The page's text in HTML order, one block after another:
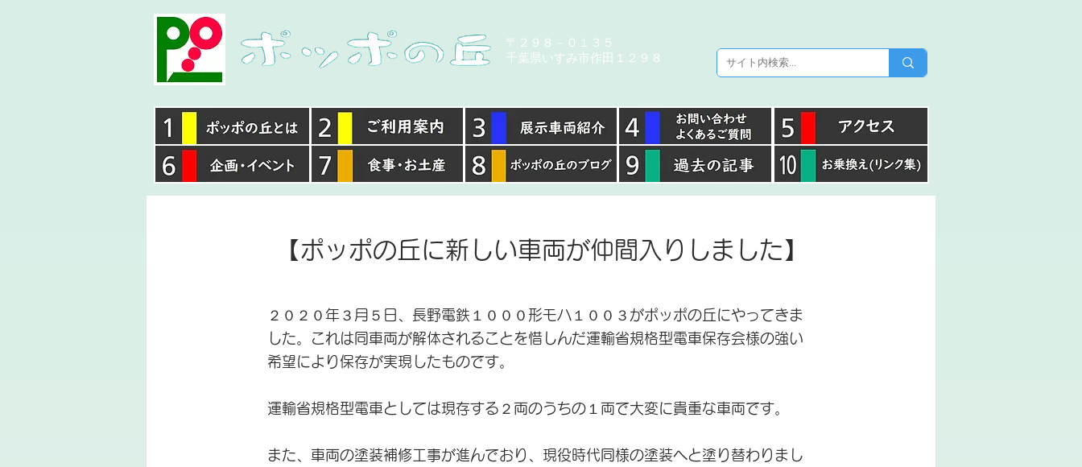
​〒２９８－０１３５
千葉県いすみ市作田１２９８
【ポッポの丘に新しい車両が仲間入りしました】
２０２０年３月５日、長野電鉄１０００形モハ１００３がポッポの丘にやってきま
した。これは同車両が解体されることを惜しんだ運輸省規格型電車保存会様の強い
希望により保存が実現したものです。
運輸省規格型電車としては現存する２両のうちの１両で大変に貴重な車両です。
また、車両の塗装補修工事が進んでおり、現役時代同様の塗装へと塗り替わりまし